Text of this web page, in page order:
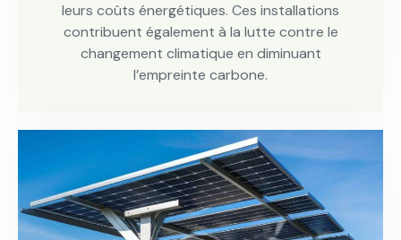
leurs coûts énergétiques. Ces installations
contribuent également à la lutte contre le
changement climatique en diminuant
l’empreinte carbone.